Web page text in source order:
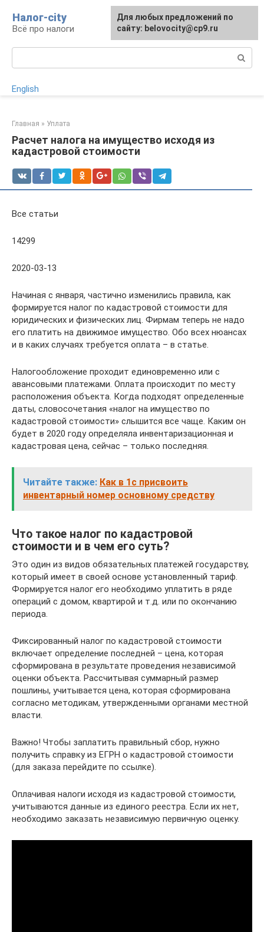
контенту
Налог-city
Всё про налоги
English
Главная » Уплата
Расчет налога на имущество исходя из
кадастровой стоимости
Все статьи
14299
2020-03-13
Начиная с января, частично изменились правила, как
формируется налог по кадастровой стоимости для
юридических и физических лиц. Фирмам теперь не надо
его платить на движимое имущество. Обо всех нюансах
и в каких случаях требуется оплата – в статье.
Налогообложение проходит единовременно или с
авансовыми платежами. Оплата происходит по месту
расположения объекта. Когда подходят определенные
даты, словосочетания «налог на имущество по
кадастровой стоимости» слышится все чаще. Каким он
будет в 2020 году определяла инвентаризационная и
кадастровая цена, сейчас – только последняя.
Читайте также: Как в 1с присвоить
инвентарный номер основному средству
Что такое налог по кадастровой
стоимости и в чем его суть?
Это один из видов обязательных платежей государству,
который имеет в своей основе установленный тариф.
Формируется налог его необходимо уплатить в ряде
операций с домом, квартирой и т.д. или по окончанию
периода.
Фиксированный налог по кадастровой стоимости
включает определение последней – цена, которая
сформирована в результате проведения независимой
оценки объекта. Рассчитывая суммарный размер
пошлины, учитывается цена, которая сформирована
согласно методикам, утвержденными органами местной
власти.
Важно! Чтобы заплатить правильный сбор, нужно
получить справку из ЕГРН о кадастровой стоимости
(для заказа перейдите по ссылке).
Оплачивая налоги исходя из кадастровой стоимости,
учитываются данные из единого реестра. Если их нет,
необходимо заказать независимую первичную оценку.
Для любых предложений по
сайту: belovocity@cp9.ru